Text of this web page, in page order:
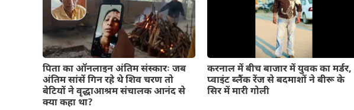
पिता का ऑनलाइन अंतिम संस्कारः जब
अंतिम सांसें गिन रहे थे शिव चरण तो
बेटियों ने वृद्धाआश्रम संचालक आनंद से
क्या कहा था?
करनाल में बीच बाजार में युवक का मर्डर,
प्वाइंट ब्लैंक रेंज से बदमाशों ने बीरू के
सिर में मारी गोली